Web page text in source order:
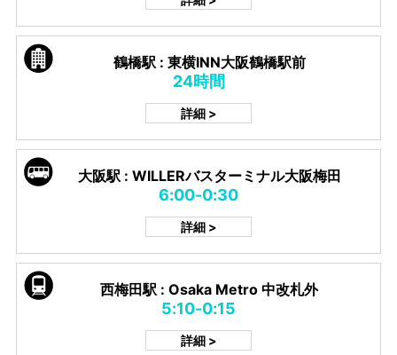
鶴橋駅 : 東横INN大阪鶴橋駅前
24時間
詳細 >
大阪駅 : WILLERバスターミナル大阪梅田
6:00-0:30
詳細 >
西梅田駅 : Osaka Metro 中改札外
5:10-0:15
詳細 >